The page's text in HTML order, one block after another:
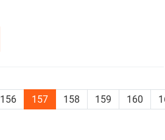
156 157 158 159 160